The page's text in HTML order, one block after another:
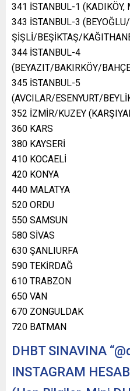
341 İSTANBUL-1 (KADIKÖY,
343 İSTANBUL-3 (BEYOĞLU/
ŞİŞLİ/BEŞİKTAŞ/
344 İSTANBUL-4
(BEYAZIT/BAKIRKÖY/
345 İSTANBUL-5
(AVCILAR/ESENYURT/
352 İZMİR/KUZEY
360 KARS
380 KAYSERİ
410 KOCAELİ
420 KONYA
440 MALATYA
520 ORDU
550 SAMSUN
580 SİVAS
630 ŞANLIURFA
590 TEKİRDAĞ
610 TRABZON
650 VAN
670 ZONGULDAK
720 BATMAN
DHBT SINAVINA
INSTAGRAM